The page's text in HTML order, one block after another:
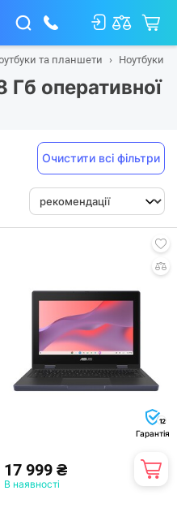
та планшети Ноутбуки
Гб оперативної
Очистити всі фільтри
12
Гарантія
17 999 ₴
В наявності